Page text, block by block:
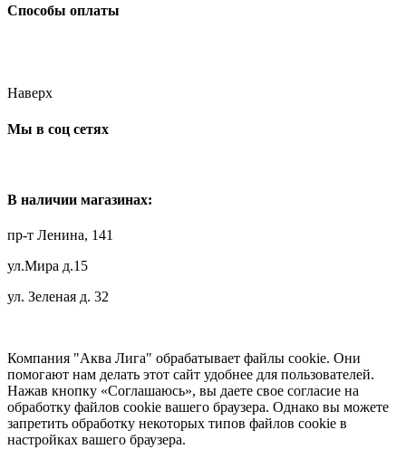
Способы оплаты
Наверх
Мы в соц сетях
В наличии магазинах:
пр-т Ленина, 141
ул.Мира д.15
ул. Зеленая д. 32
Компания "Аква Лига" обрабатывает файлы cookie. Они
помогают нам делать этот сайт удобнее для пользователей.
Нажав кнопку «Соглашаюсь», вы даете свое согласие на
обработку файлов cookie вашего браузера. Однако вы можете
запретить обработку некоторых типов файлов cookie в
настройках вашего браузера.